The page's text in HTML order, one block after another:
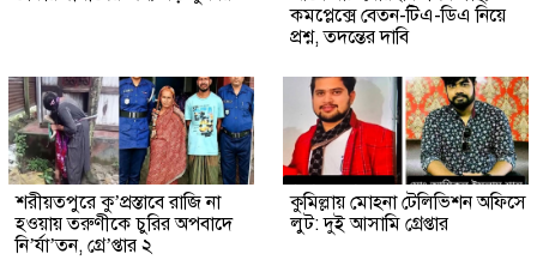
কমপ্লেক্সে বেতন-টিএ-ডিএ নিয়ে
প্রশ্ন, তদন্তের দাবি
শরীয়তপুরে কু’প্রস্তাবে রাজি না
হওয়ায় তরুণীকে চুরির অপবাদে
নি’র্যা’তন, গ্রে’প্তার ২
কুমিল্লায় মোহনা টেলিভিশন অফিসে
লুট: দুই আসামি গ্রেপ্তার